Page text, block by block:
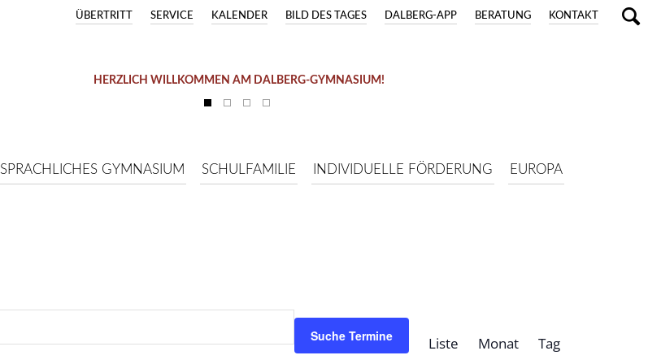
KONTAKT
BERATUNG
DALBERG-APP
BILD DES TAGES
KALENDER
SERVICE
ÜBERTRITT
HERZLICH WILLKOMMEN AM DALBERG-GYMNASIUM!
SPRACHLICHES GYMNASIUM SCHULFAMILIE INDIVIDUELLE FÖRDERUNG EUROPA
Suche Termine
Ansichten-
Liste Monat Tag